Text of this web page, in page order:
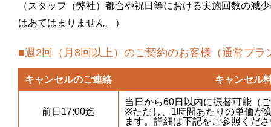
（スタッフ（弊社）都合や祝日等における実施回数の減
はあてはまりません。）
■週2回（月8回以上）のご契約のお客様（通常プラ
キャンセルのご連絡 キャンセル
前日17:00迄
当日から60日以内に振替可能（
※ただし、1時間あたりの単価が
ます。詳細は下記をご参照くだ